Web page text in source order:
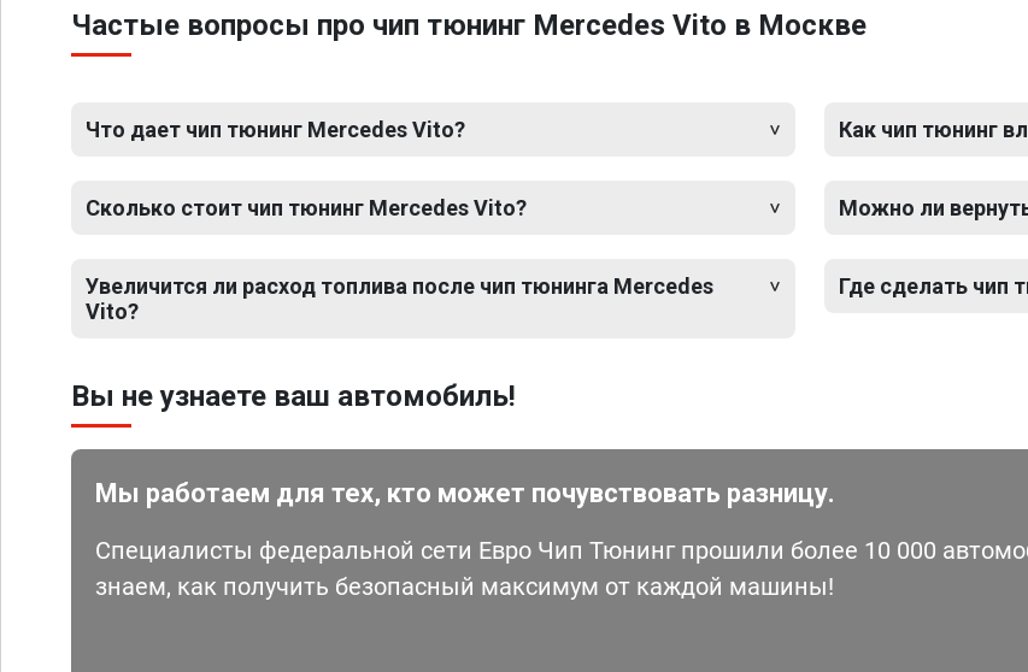
Частые вопросы про чип тюнинг Mercedes Vito в Москве
Что дает чип тюнинг Mercedes Vito?
Сколько стоит чип тюнинг Mercedes Vito?
Увеличится ли расход топлива после чип тюнинга Mercedes
Vito?
Как чип тюнинг
Можно ли
Где сделать чип
Вы не узнаете ваш автомобиль!
Мы работаем для тех, кто может почувствовать разницу.
Специалисты федеральной сети Евро Чип Тюнинг прошили более 10 000
знаем, как получить безопасный максимум от каждой машины!